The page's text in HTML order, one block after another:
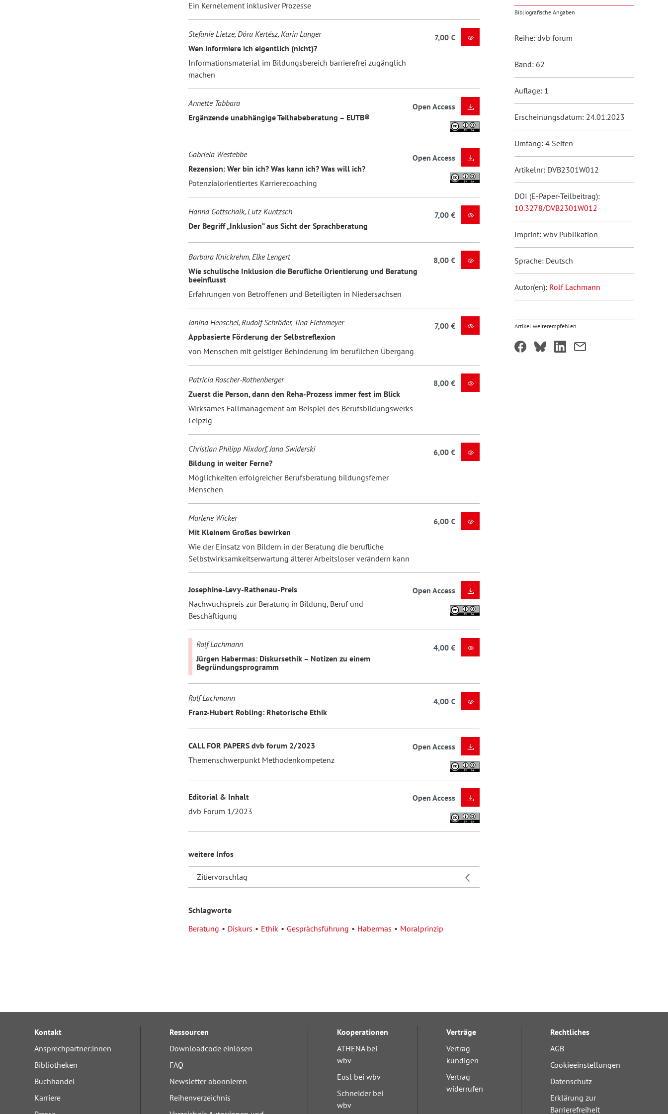
Ein Kernelement inklusiver Prozesse
Stefanie Lietze, Dóra Kertész, Karin Langer
Wen informiere ich eigentlich (nicht)?
Informationsmaterial im Bildungsbereich barrierefrei zugänglich
machen
7,00 €
Annette Tabbara
Ergänzende unabhängige Teilhabeberatung – EUTB®
Open Access
Gabriela Westebbe
Rezension: Wer bin ich? Was kann ich? Was will ich?
Potenzialorientiertes Karrierecoaching
Open Access
Hanna Gottschalk, Lutz Kuntzsch
Der Begriff „Inklusion“ aus Sicht der Sprachberatung
7,00 €
Barbara Knickrehm, Elke Lengert
Wie schulische Inklusion die Berufliche Orientierung und Beratung
beeinflusst
Erfahrungen von Betroffenen und Beteiligten in Niedersachsen
8,00 €
Janina Henschel, Rudolf Schröder, Tina Fletemeyer
Appbasierte Förderung der Selbstreflexion
von Menschen mit geistiger Behinderung im beruflichen Übergang
7,00 €
Patricia Roscher-Rothenberger
Zuerst die Person, dann den Reha-Prozess immer fest im Blick
Wirksames Fallmanagement am Beispiel des Berufsbildungswerks
Leipzig
8,00 €
Christian Philipp Nixdorf, Jana Swiderski
Bildung in weiter Ferne?
Möglichkeiten erfolgreicher Berufsberatung bildungsferner
Menschen
6,00 €
Marlene Wicker
Mit Kleinem Großes bewirken
Wie der Einsatz von Bildern in der Beratung die berufliche
Selbstwirksamkeitserwartung älterer Arbeitsloser verändern kann
6,00 €
Josephine-Levy-Rathenau-Preis
Nachwuchspreis zur Beratung in Bildung, Beruf und
Beschäftigung
Open Access
Rolf Lachmann
Jürgen Habermas: Diskursethik – Notizen zu einem
Begründungsprogramm
4,00 €
Rolf Lachmann
Franz-Hubert Robling: Rhetorische Ethik
4,00 €
CALL FOR PAPERS dvb forum 2/2023
Themenschwerpunkt Methodenkompetenz
Open Access
Editorial & Inhalt
dvb Forum 1/2023
Open Access
weitere Infos
Zitiervorschlag
Schlagworte
Beratung
Diskurs Ethik Gesprächsführung Habermas Moralprinzip
Bibliografische Angaben
Reihe: dvb forum
Band: 62
Auflage: 1
Erscheinungsdatum: 24.01.2023
Umfang: 4 Seiten
Artikelnr: DVB2301W012
DOI (E-Paper-Teilbeitrag):
10.3278/DVB2301W012
Imprint: wbv Publikation
Sprache: Deutsch
Autor(en): Rolf Lachmann
Artikel weiterempfehlen
Kontakt
Ansprechpartner:innen
Bibliotheken
Buchhandel
Karriere
Ressourcen
Downloadcode einlösen
FAQ
Newsletter abonnieren
Reihenverzeichnis
Kooperationen
ATHENA bei
wbv
Eusl bei wbv
Schneider bei
wbv
Verträge
Vertrag
kündigen
Vertrag
widerrufen
Rechtliches
AGB
Cookieeinstellungen
Datenschutz
Erklärung zur
Barrierefreiheit